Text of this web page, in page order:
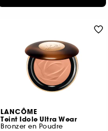
LANCÔME
Teint Idole Ultra Wear
Bronzer en Poudre